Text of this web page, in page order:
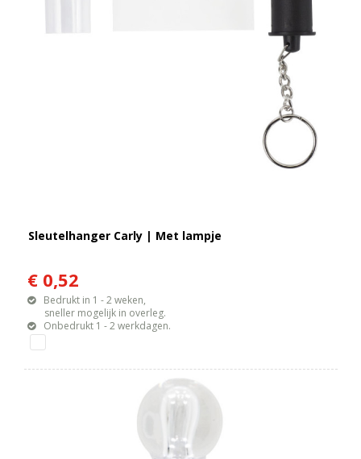
Sleutelhanger Carly | Met lampje
€ 0,52
Bedrukt in 1 - 2 weken,
sneller mogelijk in overleg.
Onbedrukt 1 - 2 werkdagen.